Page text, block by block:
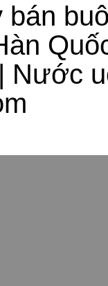
Nước